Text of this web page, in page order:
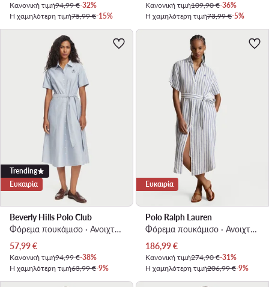
Κανονική τιμή94,99 €-32%
Η χαμηλότερη τιμή75,99 €-15%
Κανονική τιμή109,90 €-36%
Η χαμηλότερη τιμή73,99 €-5%
Trending
Ευκαιρία
Beverly Hills Polo Club
Φόρεμα πουκάμισο · Ανοιχτό μπλε · Midi
Τρέχουσα τιμή
57,99€
Κανονική τιμή94,99 €-38%
Η χαμηλότερη τιμή63,99 €-9%
Ευκαιρία
Polo Ralph Lauren
Φόρεμα πουκάμισο · Ανοιχτό μπλε · Midi
Τρέχουσα τιμή
186,99€
Κανονική τιμή274,90 €-31%
Η χαμηλότερη τιμή206,99 €-9%